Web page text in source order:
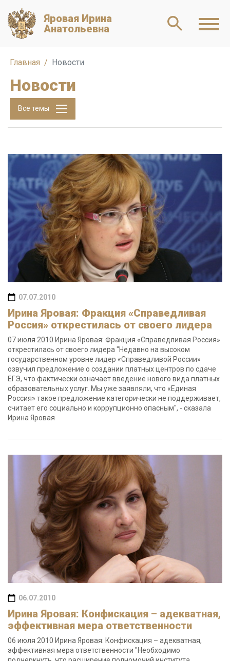
Яровая Ирина
Анатольевна
Главная Новости
Новости
Все темы
07.07.2010
Ирина Яровая: Фракция «Справедливая
Россия» открестилась от своего лидера
07 июля 2010 Ирина Яровая: Фракция «Справедливая Россия»
открестилась от своего лидера "Недавно на высоком
государственном уровне лидер «Справедливой России»
озвучил предложение о создании платных центров по сдаче
ЕГЭ, что фактически означает введение нового вида платных
образовательных услуг. Мы уже заявляли, что «Единая
Россия» такое предложение категорически не поддерживает,
считает его социально и коррупционно опасным", - сказала
Ирина Яровая
06.07.2010
Ирина Яровая: Конфискация – адекватная,
эффективная мера ответственности
06 июля 2010 Ирина Яровая: Конфискация – адекватная,
эффективная мера ответственности "Необходимо